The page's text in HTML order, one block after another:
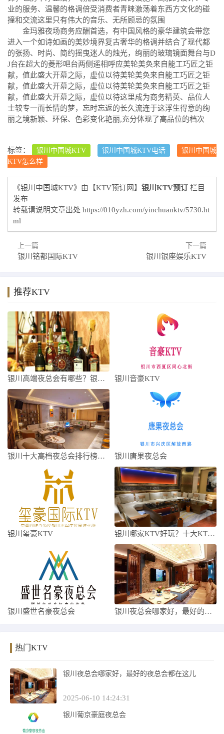
业的服务、温馨的格调倍受消费者青睐激荡着东西方文化的碰
撞和交流这里只有伟大的音乐、无所顾忌的氛围
金玛雅夜场商务应酬首选，有中国风格的豪华建筑会带您
进入一个如诗如画的美妙境界复古奢华的格调并结合了现代都
的张扬、时尚、简约摇曳迷人的烛光，绚丽的玻璃镜面舞台与D
J台在超大的菱形吧台两侧遥相呼应美轮美奂来自能工巧匠之钜
献，值此盛大开幕之际，虚位以待美轮美奂来自能工巧匠之钜
献，值此盛大开幕之际，虚位以待美轮美奂来自能工巧匠之钜
献，值此盛大开幕之际，虚位以待这里成为商务精英、品位人
士较专一而长情的梦，忘时忘返的长久流连于这浮生得意的绚
丽之境新颖、环保、色彩变化艳丽,充分体现了高品位的档次
标签： 银川中国城KTV 银川中国城KTV电话
银川中国城
KTV怎么样
《银川中国城KTV》由【KTV预订网】 银川KTV预订 栏目
发布
转载请说明文章出处 https://010yzh.com/yinchuanktv/5730.ht
ml
上一篇
银川铭都国际KTV
下一篇
银川银座娱乐KTV
推荐KTV
银川高端夜总会有哪些？银川十大夜总会最强 银川音豪KTV
银川十大高档夜总会排行榜，跟我一起了解银 银川唐果夜总会
银川玺豪KTV 银川哪家KTV好玩？十大KTV你错过了哪
银川盛世名豪夜总会 银川夜总会哪家好，最好的夜总会都在这儿
热门KTV
银川夜总会哪家好，最好的夜总会都在这儿
2025-06-10 14:24:31
银川葡京豪庭夜总会